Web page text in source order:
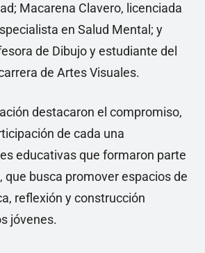
Macarena Clavero, licenciada
en Salud Mental; y
de Dibujo y estudiante del
de Artes Visuales.
destacaron el compromiso,
de cada una
educativas que formaron parte
que busca promover espacios de
reflexión y construcción
jóvenes.